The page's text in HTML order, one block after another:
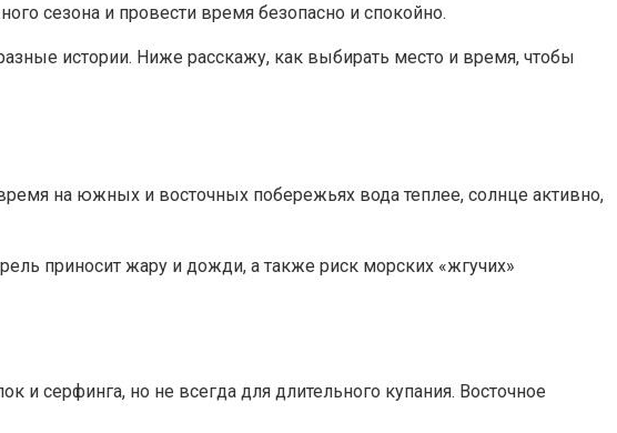
сезона и провести время безопасно и спокойно.
истории. Ниже расскажу, как выбирать место и время, чтобы
на южных и восточных побережьях вода теплее, солнце активно,
приносит жару и дожди, а также риск морских «жгучих»
серфинга, но не всегда для длительного купания. Восточное